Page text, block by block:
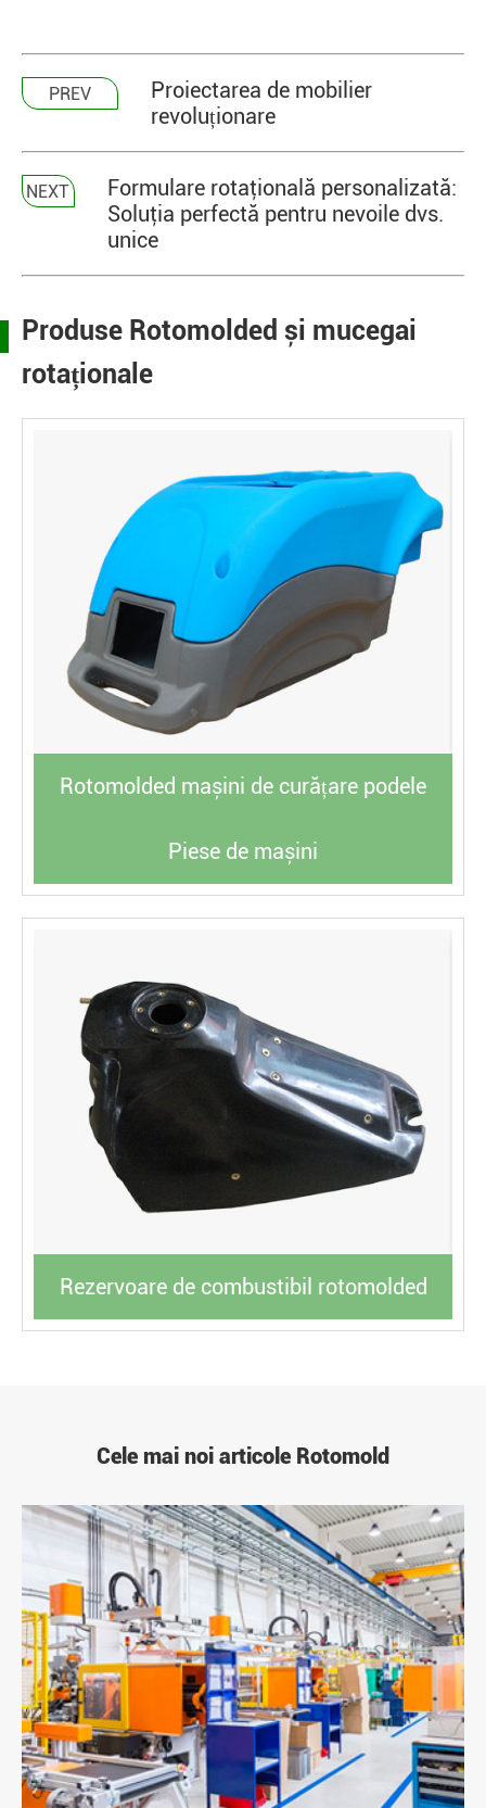
PREV
Proiectarea de mobilier
revoluționare
NEXT
Formulare rotaţională personalizată:
Soluţia perfectă pentru nevoile dvs.
unice
Produse Rotomolded și mucegai
rotaționale
Rotomolded mașini de curățare podele
Piese de mașini
Rezervoare de combustibil rotomolded
Cele mai noi articole Rotomold